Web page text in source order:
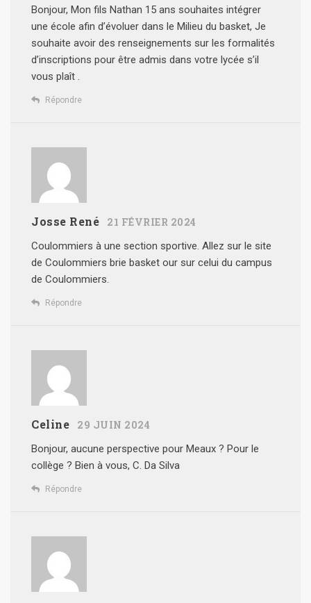
Bonjour, Mon fils Nathan 15 ans souhaites intégrer
une école afin d’évoluer dans le Milieu du basket, Je
souhaite avoir des renseignements sur les formalités
d’inscriptions pour être admis dans votre lycée s’il
vous plaît .
Répondre
Josse René 21 FÉVRIER 2024
Coulommiers à une section sportive. Allez sur le site
de Coulommiers brie basket our sur celui du campus
de Coulommiers.
Répondre
Celine 29 JUIN 2024
Bonjour, aucune perspective pour Meaux ? Pour le
collège ? Bien à vous, C. Da Silva
Répondre